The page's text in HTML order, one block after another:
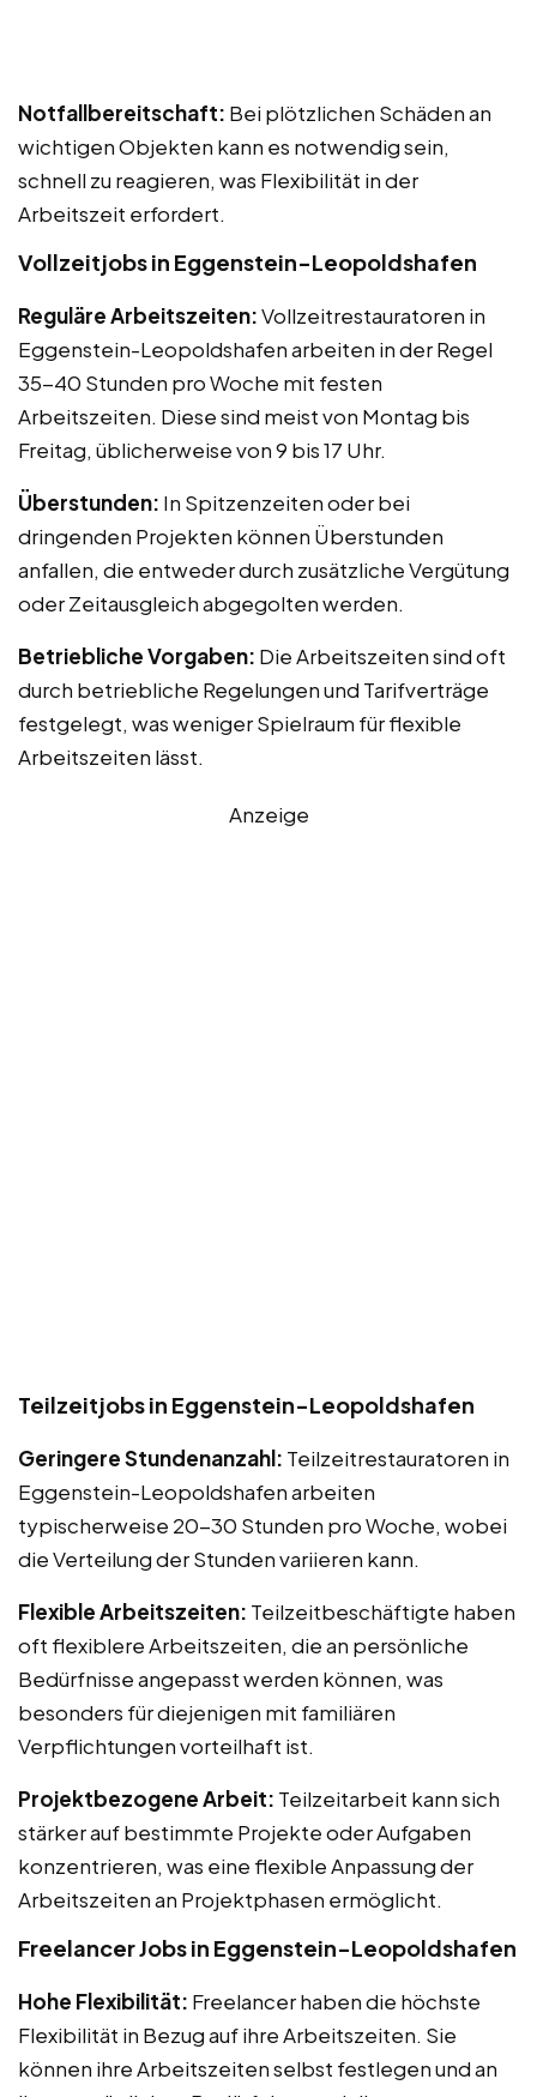
Notfallbereitschaft: Bei plötzlichen Schäden an
wichtigen Objekten kann es notwendig sein,
schnell zu reagieren, was Flexibilität in der
Arbeitszeit erfordert.
Vollzeitjobs in Eggenstein-Leopoldshafen
Reguläre Arbeitszeiten:Vollzeitrestauratoren in
Eggenstein-Leopoldshafen arbeiten in der Regel
35-40 Stunden pro Woche mit festen
Arbeitszeiten. Diese sind meist von Montag bis
Freitag, üblicherweise von 9 bis 17 Uhr.
Überstunden: In Spitzenzeiten oder bei
dringenden Projekten können Überstunden
anfallen, die entweder durch zusätzliche Vergütung
oder Zeitausgleich abgegolten werden.
Betriebliche Vorgaben: Die Arbeitszeiten sind oft
durch betriebliche Regelungen und Tarifverträge
festgelegt, was weniger Spielraum für flexible
Arbeitszeiten lässt.
Anzeige
Teilzeitjobs in Eggenstein-Leopoldshafen
Geringere Stundenanzahl: Teilzeitrestauratoren in
Eggenstein-Leopoldshafen arbeiten
typischerweise 20-30 Stunden pro Woche, wobei
die Verteilung der Stunden variieren kann.
Flexible Arbeitszeiten: Teilzeitbeschäftigte haben
oft flexiblere Arbeitszeiten, die an persönliche
Bedürfnisse angepasst werden können, was
besonders für diejenigen mit familiären
Verpflichtungen vorteilhaft ist.
Projektbezogene Arbeit: Teilzeitarbeit kann sich
stärker auf bestimmte Projekte oder Aufgaben
konzentrieren, was eine flexible Anpassung der
Arbeitszeiten an Projektphasen ermöglicht.
Freelancer Jobs in Eggenstein-Leopoldshafen
Hohe Flexibilität: Freelancer haben die höchste
Flexibilität in Bezug auf ihre Arbeitszeiten. Sie
können ihre Arbeitszeiten selbst festlegen und an